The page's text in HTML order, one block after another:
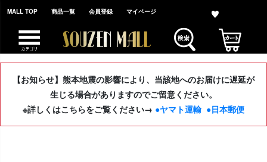
MALL TOP 商品一覧 会員登録 マイページ
【お知らせ】熊本地震の影響により、当該地へのお届けに遅延が
生じる場合がありますのでご留意ください。
※詳しくはこちらをご覧ください→ ●ヤマト運輸 ●日本郵便